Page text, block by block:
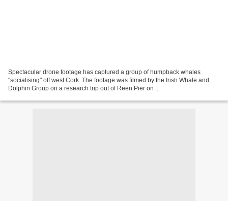
Spectacular drone footage has captured a group of humpback whales
"socialising" off west Cork. The footage was filmed by the Irish Whale and
Dolphin Group on a research trip out of Reen Pier on ...